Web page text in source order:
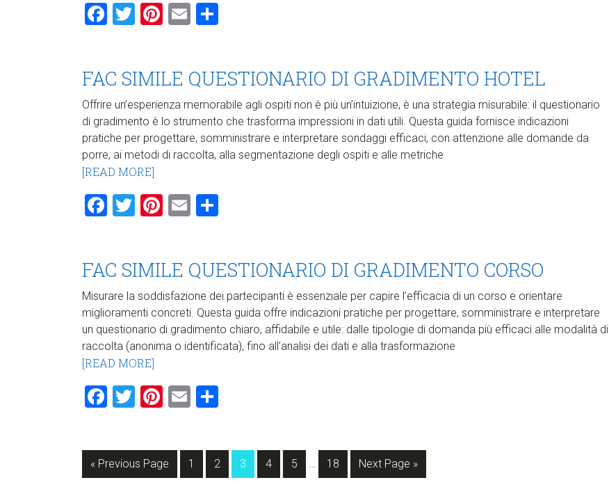
Facebook
Twitter
Pinterest
Email
FAC SIMILE QUESTIONARIO DI GRADIMENTO HOTEL​
Offrire un’esperienza memorabile agli ospiti non è più un’intuizione, è una strategia misurabile: il questionario
di gradimento è lo strumento che trasforma impressioni in dati utili. Questa guida fornisce indicazioni
pratiche per progettare, somministrare e interpretare sondaggi efficaci, con attenzione alle domande da
porre, ai metodi di raccolta, alla segmentazione degli ospiti e alle metriche
[READ MORE]
Facebook
Twitter
Pinterest
Email
FAC SIMILE QUESTIONARIO DI GRADIMENTO CORSO
Misurare la soddisfazione dei partecipanti è essenziale per capire l’efficacia di un corso e orientare
miglioramenti concreti. Questa guida offre indicazioni pratiche per progettare, somministrare e interpretare
un questionario di gradimento chiaro, affidabile e utile: dalle tipologie di domanda più efficaci alle modalità di
raccolta (anonima o identificata), fino all’analisi dei dati e alla trasformazione
[READ MORE]
Facebook
Twitter
Pinterest
Email
« Go
to
Previous Page Page
1 Page
2 Page
3 Page
4 Page
5
Interim
… Page
18
Go
to
Next Page »